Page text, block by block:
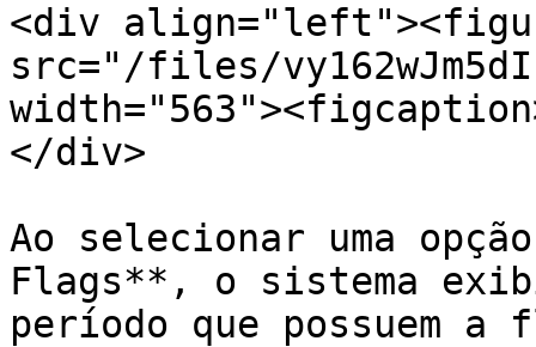
<div
src="/files/
</div>
Ao selecionar uma
Flags**, o sistema
período que possuem